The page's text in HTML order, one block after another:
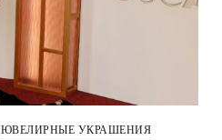
ЮВЕЛИРНЫЕ УКРАШЕНИЯ